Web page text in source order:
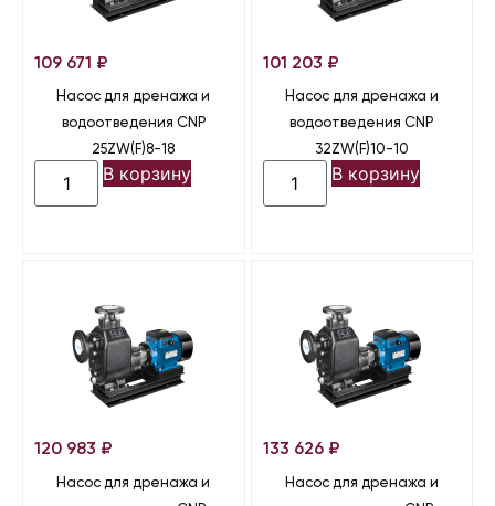
109 671 ₽
Насос для дренажа и
водоотведения CNP
25ZW(F)8-18
В корзину
101 203 ₽
Насос для дренажа и
водоотведения CNP
32ZW(F)10-10
В корзину
120 983 ₽
Насос для дренажа и
133 626 ₽
Насос для дренажа и